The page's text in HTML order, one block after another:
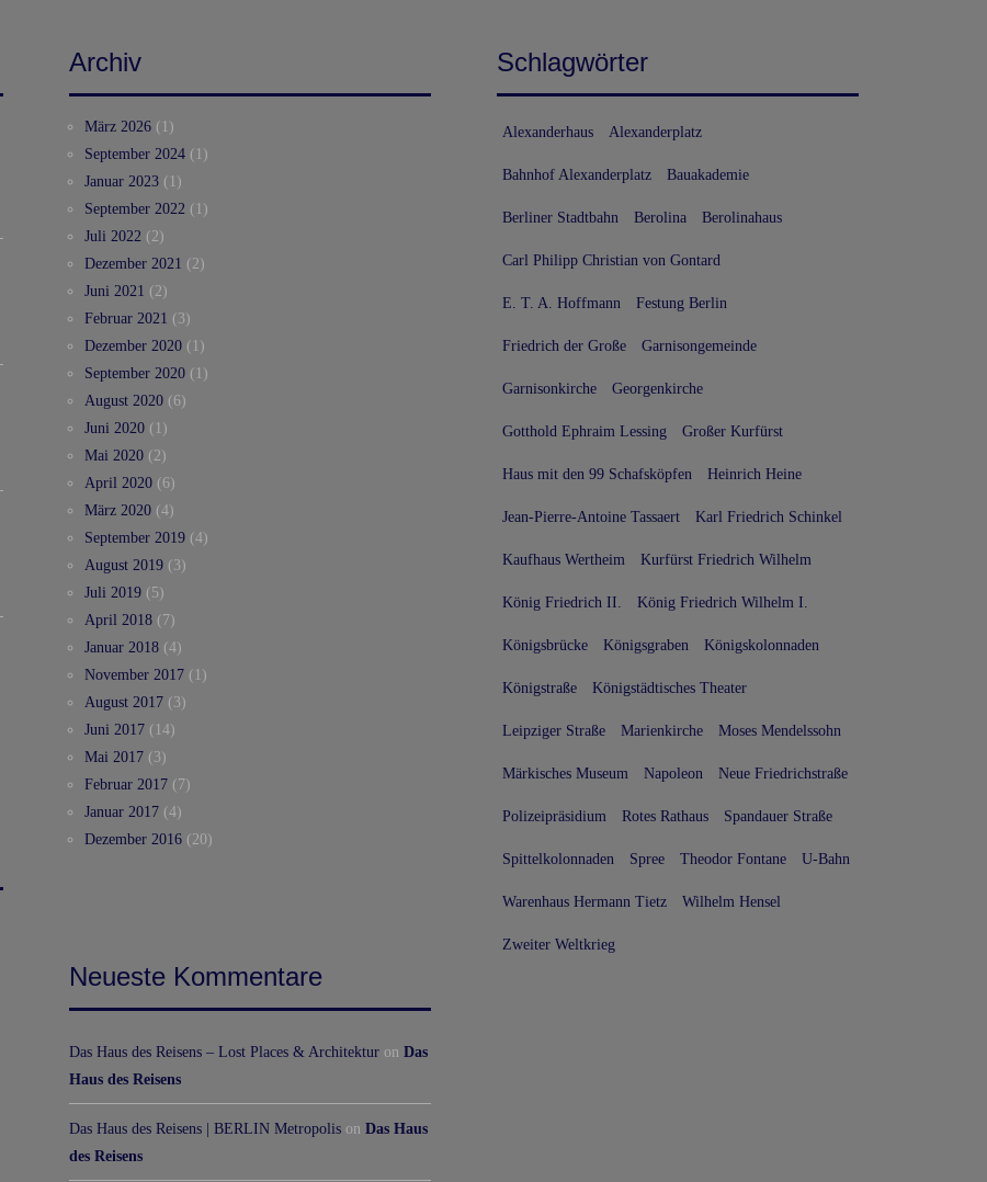
Archiv
März 2026 (1)
September 2024 (1)
Januar 2023 (1)
September 2022 (1)
Juli 2022 (2)
Dezember 2021 (2)
Juni 2021 (2)
Februar 2021 (3)
Dezember 2020 (1)
September 2020 (1)
August 2020 (6)
Juni 2020 (1)
Mai 2020 (2)
April 2020 (6)
März 2020 (4)
September 2019 (4)
August 2019 (3)
Juli 2019 (5)
April 2018 (7)
Januar 2018 (4)
November 2017 (1)
August 2017 (3)
Juni 2017 (14)
Mai 2017 (3)
Februar 2017 (7)
Januar 2017 (4)
Dezember 2016 (20)
Neueste Kommentare
Das Haus des Reisens – Lost Places & Architektur on Das
Haus des Reisens
Das Haus des Reisens | BERLIN Metropolis on Das Haus
des Reisens
Schlagwörter
Alexanderhaus Alexanderplatz
Bahnhof Alexanderplatz Bauakademie
Berliner Stadtbahn Berolina Berolinahaus
Carl Philipp Christian von Gontard
E. T. A. Hoffmann Festung Berlin
Friedrich der Große Garnisongemeinde
Garnisonkirche Georgenkirche
Gotthold Ephraim Lessing Großer Kurfürst
Haus mit den 99 Schafsköpfen Heinrich Heine
Jean-Pierre-Antoine Tassaert Karl Friedrich Schinkel
Kaufhaus Wertheim Kurfürst Friedrich Wilhelm
König Friedrich II. König Friedrich Wilhelm I.
Königsbrücke Königsgraben Königskolonnaden
Königstraße Königstädtisches Theater
Leipziger Straße Marienkirche Moses Mendelssohn
Märkisches Museum Napoleon Neue Friedrichstraße
Polizeipräsidium Rotes Rathaus Spandauer Straße
Spittelkolonnaden Spree Theodor Fontane U-Bahn
Warenhaus Hermann Tietz Wilhelm Hensel
Zweiter Weltkrieg